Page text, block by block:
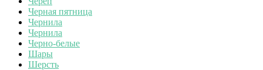
Черная пятница
Чернила
Чернила
Черно-белые
Шары
Шерсть